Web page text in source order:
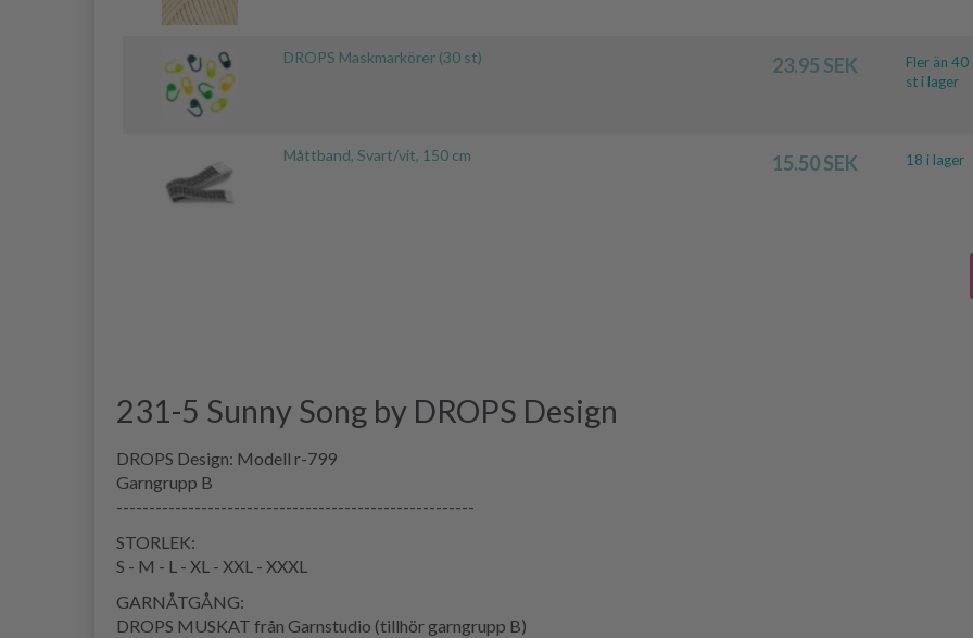
DROPS Maskmarkörer (30 st) 23.95 SEK
Fler än 40
st i lager
Måttband, Svart/vit, 150 cm 15.50 SEK 18 i lager
231-5 Sunny Song by DROPS Design
DROPS Design: Modell r-799
Garngrupp B
-------------------------------------------------------
STORLEK:
S - M - L - XL - XXL - XXXL
GARNÅTGÅNG:
DROPS MUSKAT från Garnstudio (tillhör garngrupp B)